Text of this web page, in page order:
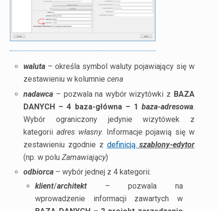
waluta – określa symbol waluty pojawiający się w
zestawieniu w kolumniecena
nadawca – pozwala na wybór wizytówki z BAZA
DANYCH – 4 baza-główna – 1 baza-adresowa.
Wybór ograniczony jedynie wizytówek z
kategoriiadres własny. Informacje pojawią się w
zestawieniu zgodnie z definicją szablony-edytor
(np. w poluZamawiający)
odbiorca – wybór jednej z 4 kategorii:
klient/architekt– pozwala na
wprowadzenie informacji zawartych w